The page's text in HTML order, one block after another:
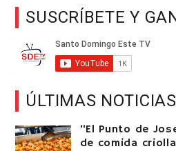
SUSCRÍBETE Y
ÚLTIMAS NOTICIAS
“El Punto de
de comida